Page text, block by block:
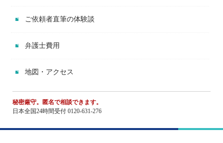
ご依頼者直筆の体験談
弁護士費用
地図・アクセス
秘密厳守。匿名で相談できます。
日本全国24時間受付 0120-631-276